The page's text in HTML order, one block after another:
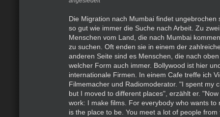
Die Migration nach Mumbai findet ungebrochen
so gut wie immer die Suche nach Arbeit. Zu
Menschen vom Land, die nach Mumbai
zu suchen. Oft enden sie in einem der
anderen Seite sind es Menschen, die nach
welcher Form auch immer. Bollywood ist hier
internationale Firmen. In einem Cafe treffe ich
Filmemacher und Radiomoderator. "I spent my
but I moved to different places", erzählt er.
work: I make films. For everybody who wants to
is the place to be. You meet a lot of people from